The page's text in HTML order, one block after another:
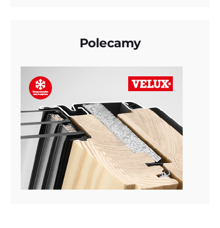
Polecamy